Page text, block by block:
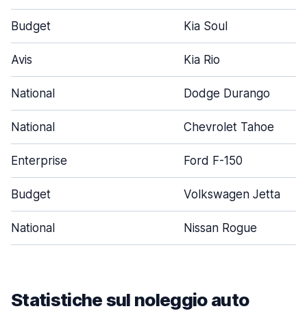
Budget Kia Soul
Avis Kia Rio
National Dodge Durango
National Chevrolet Tahoe
Enterprise Ford F-150
Budget Volkswagen Jetta
National Nissan Rogue
Statistiche sul noleggio auto